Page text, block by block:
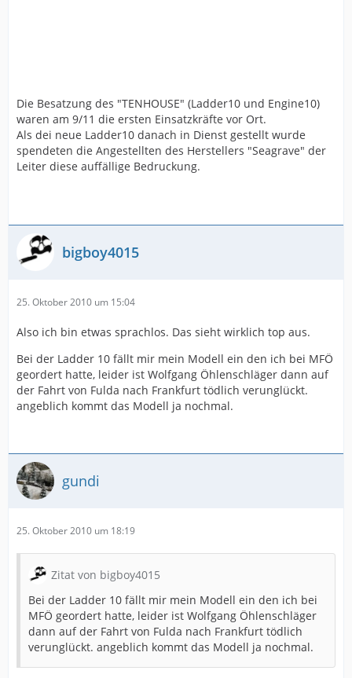
Die Besatzung des "TENHOUSE" (Ladder10 und Engine10)
waren am 9/11 die ersten Einsatzkräfte vor Ort.
Als dei neue Ladder10 danach in Dienst gestellt wurde
spendeten die Angestellten des Herstellers "Seagrave" der
Leiter diese auffällige Bedruckung.
bigboy4015
25. Oktober 2010 um 15:04
Also ich bin etwas sprachlos. Das sieht wirklich top aus.
Bei der Ladder 10 fällt mir mein Modell ein den ich bei MFÖ
geordert hatte, leider ist Wolfgang Öhlenschläger dann auf
der Fahrt von Fulda nach Frankfurt tödlich verunglückt.
angeblich kommt das Modell ja nochmal.
gundi
25. Oktober 2010 um 18:19
Zitat von bigboy4015
Bei der Ladder 10 fällt mir mein Modell ein den ich bei
MFÖ geordert hatte, leider ist Wolfgang Öhlenschläger
dann auf der Fahrt von Fulda nach Frankfurt tödlich
verunglückt. angeblich kommt das Modell ja nochmal.